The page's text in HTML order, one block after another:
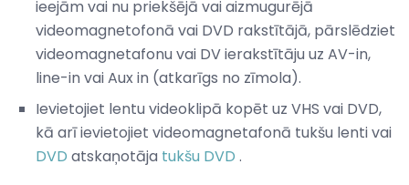
ieejām vai nu priekšējā vai aizmugurējā
videomagnetofonā vai DVD rakstītājā, pārslēdziet
videomagnetafonu vai DV ierakstītāju uz AV-in,
line-in vai Aux in (atkarīgs no zīmola).
Ievietojiet lentu videoklipā kopēt uz VHS vai DVD,
kā arī ievietojiet videomagnetafonā tukšu lenti vai
DVD atskaņotāja tukšu DVD .